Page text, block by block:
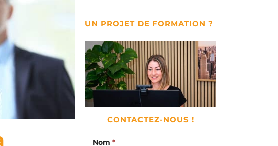
UN PROJET DE FORMATION ?
CONTACTEZ-NOUS !
Nom *